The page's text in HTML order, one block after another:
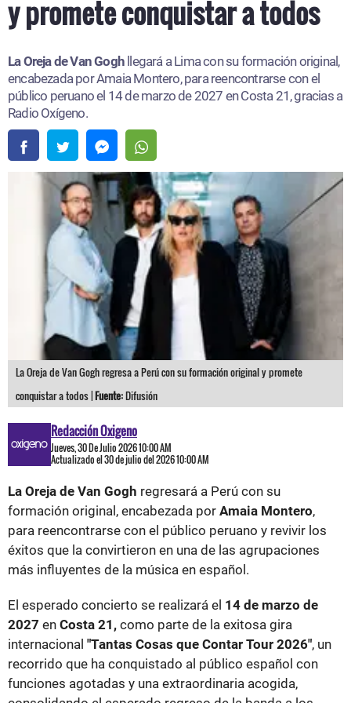
y promete conquistar a todos
La Oreja de Van Gogh llegará a Lima con su formación original,
encabezada por Amaia Montero, para reencontrarse con el
público peruano el 14 de marzo de 2027 en Costa 21, gracias a
Radio Oxígeno.
La Oreja de Van Gogh regresa a Perú con su formación original y promete
conquistar a todos |Fuente:Difusión
Redacción Oxigeno
Jueves, 30 De Julio 2026 10:00 AM
Actualizado el 30 de julio del 2026 10:00 AM
La Oreja de Van Gogh regresará a Perú con su
formación original, encabezada por Amaia Montero,
para reencontrarse con el público peruano y revivir los
éxitos que la convirtieron en una de las agrupaciones
más influyentes de la música en español.
El esperado concierto se realizará el 14 de marzo de
2027 en Costa 21, como parte de la exitosa gira
internacional "Tantas Cosas que Contar Tour 2026", un
recorrido que ha conquistado al público español con
funciones agotadas y una extraordinaria acogida,